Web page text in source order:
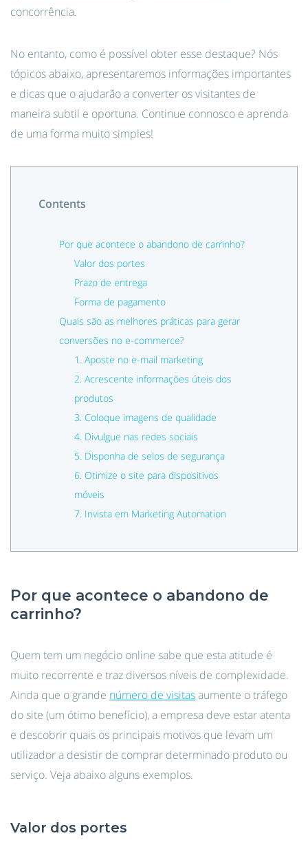
concorrência.
No entanto, como é possível obter esse destaque? Nós
tópicos abaixo, apresentaremos informações importantes
e dicas que o ajudarão a converter os visitantes de
maneira subtil e oportuna. Continue connosco e aprenda
de uma forma muito simples!
Contents
Por que acontece o abandono de carrinho?
Valor dos portes
Prazo de entrega
Forma de pagamento
Quais são as melhores práticas para gerar
conversões no e-commerce?
1. Aposte no e-mail marketing
2. Acrescente informações úteis dos
produtos
3. Coloque imagens de qualidade
4. Divulgue nas redes sociais
5. Disponha de selos de segurança
6. Otimize o site para dispositivos
móveis
7. Invista em Marketing Automation
Por que acontece o abandono de
carrinho?
Quem tem um negócio online sabe que esta atitude é
muito recorrente e traz diversos níveis de complexidade.
Ainda que o grande número de visitasaumente o tráfego
do site (um ótimo benefício), a empresa deve estar atenta
e descobrir quais os principais motivos que levam um
utilizador a desistir de comprar determinado produto ou
serviço. Veja abaixo alguns exemplos.
Valor dos portes